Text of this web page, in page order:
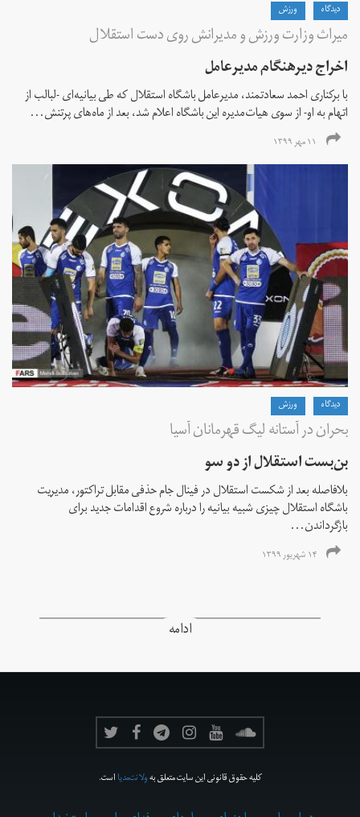
دیدگاه ورزش
میراث وزارت ورزش و مدیرانش روی دست استقلال
اخراج دیرهنگام مدیرعامل
با برکناری احمد سعادتمند، مدیرعامل باشگاه استقلال که طی بیانیه‌ای -لبالب از
اتهام به او- از سوی هیات‌مدیره این باشگاه اعلام شد، بعد از ماه‌های پرتنش...
۱۱ مهر ۱۳۹۹
دیدگاه ورزش
بحران در آستانه لیگ قهرمانان آسیا
بن‌بست استقلال از دو سو
بلافاصله بعد از شکست استقلال در فینال جام حذفی مقابل تراکتور، مدیریت
باشگاه استقلال چیزی شبیه بیانیه را درباره شروع اقدامات جدید برای
بازگرداندن...
۱۴ شهریور ۱۳۹۹
ادامه
کلیه حقوق قانونی این سایت متعلق بهولانت‌مدیااست.